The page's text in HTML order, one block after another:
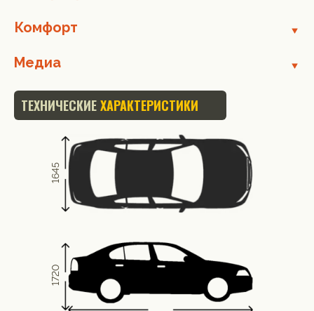
Комфорт
Медиа
ТЕХНИЧЕСКИЕХАРАКТЕРИСТИКИ
1720
1645